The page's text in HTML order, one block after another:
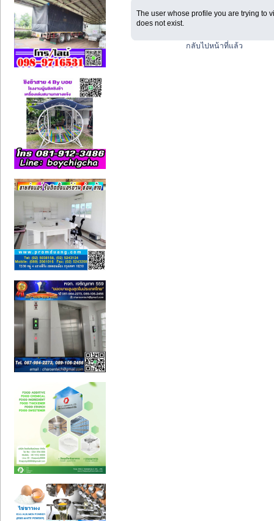
The user whose profile you are trying to
does not exist.
กลับไปหน้าที่แล้ว